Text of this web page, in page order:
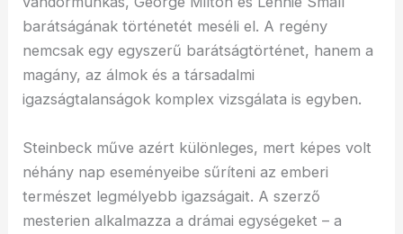
barátságának történetét meséli el. A regény
nemcsak egy egyszerű barátságtörténet, hanem a
magány, az álmok és a társadalmi
igazságtalanságok komplex vizsgálata is egyben.
Steinbeck műve azért különleges, mert képes volt
néhány nap eseményeibe sűríteni az emberi
természet legmélyebb igazságait. A szerző
mesterien alkalmazza a drámai egységeket – a